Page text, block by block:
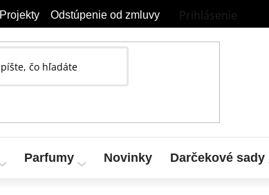
Projekty Odstúpenie od zmluvy Prihlásenie
Parfumy Novinky Darčekové sady